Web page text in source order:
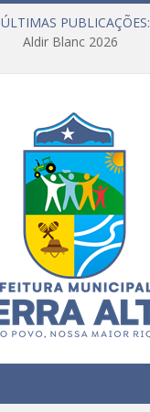
ÚLTIMAS PUBLICAÇÕES:
Aldir Blanc 2026